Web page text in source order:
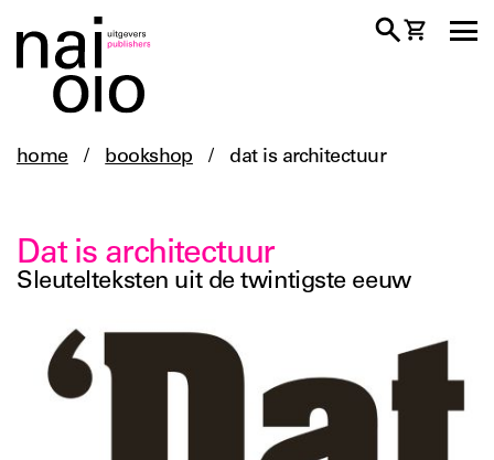
home / bookshop / dat is architectuur
Dat is architectuur
Sleutelteksten uit de twintigste eeuw